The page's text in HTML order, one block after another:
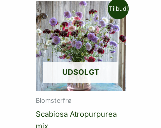
Tilbud!
UDSOLGT
Blomsterfrø
Scabiosa Atropurpurea
Den
oprindelige
pris
var:
29,00 kr..
Den
aktuelle
pris
er:
26,10 kr..